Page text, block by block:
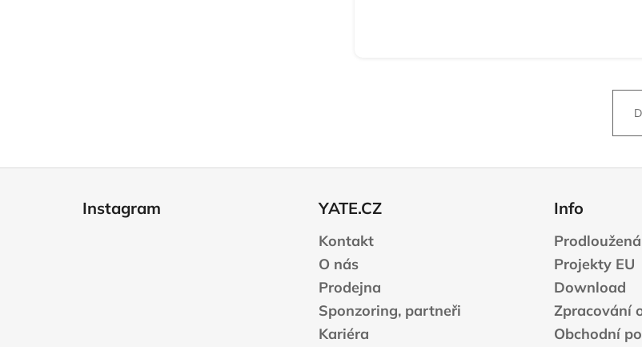
Instagram YATE.CZ
Kontakt
O nás
Prodejna
Sponzoring, partneři
Kariéra
Info
Projekty EU
Download
Zpracování
Obchodní